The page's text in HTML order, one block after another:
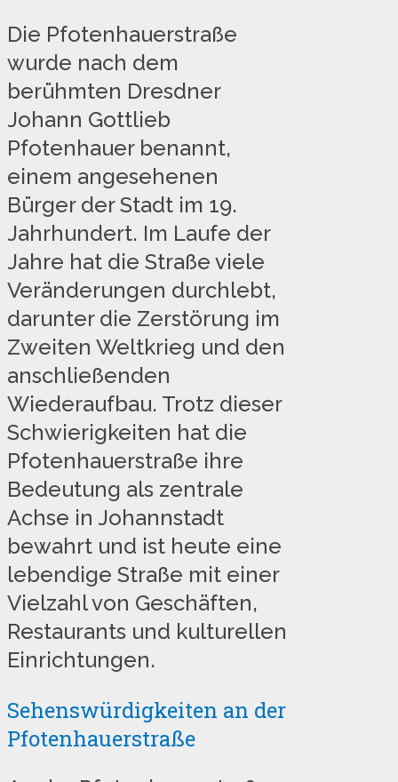
Die Pfotenhauerstraße
wurde nach dem
berühmten Dresdner
Johann Gottlieb
Pfotenhauer benannt,
einem angesehenen
Bürger der Stadt im 19.
Jahrhundert. Im Laufe der
Jahre hat die Straße viele
Veränderungen durchlebt,
darunter die Zerstörung im
Zweiten Weltkrieg und den
anschließenden
Wiederaufbau. Trotz dieser
Schwierigkeiten hat die
Pfotenhauerstraße ihre
Bedeutung als zentrale
Achse in Johannstadt
bewahrt und ist heute eine
lebendige Straße mit einer
Vielzahl von Geschäften,
Restaurants und kulturellen
Einrichtungen.
Sehenswürdigkeiten an der
Pfotenhauerstraße